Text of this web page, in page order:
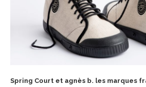
Spring Court et agnès b. les marques